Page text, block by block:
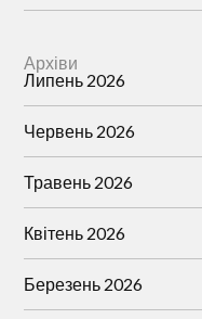
Архіви
Липень 2026
Червень 2026
Травень 2026
Квітень 2026
Березень 2026